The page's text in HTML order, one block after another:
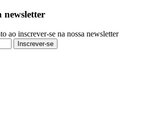
newsletter
ao inscrever-se na nossa newsletter
Inscrever-se